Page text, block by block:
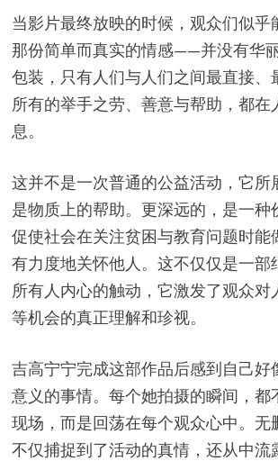
当影片最终放映的时候，观众们似乎
那份简单而真实的情感——并没有华
包装，只有人们与人们之间最直接、
所有的举手之劳、善意与帮助，都在
息。
这并不是一次普通的公益活动，它所
是物质上的帮助。更深远的，是一种
促使社会在关注贫困与教育问题时能
有力度地关怀他人。这不仅仅是一部
所有人内心的触动，它激发了观众对
等机会的真正理解和珍视。
吉高宁宁完成这部作品后感到自己好
意义的事情。每个她拍摄的瞬间，都
现场，而是回荡在每个观众心中。无
不仅捕捉到了活动的真情，还从中流